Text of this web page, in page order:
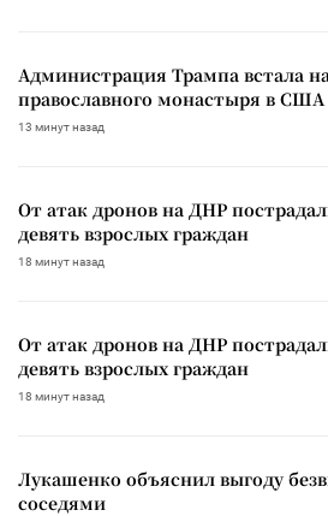
Администрация Трампа встала
православного монастыря в США
13 минут назад
От атак дронов на ДНР
девять взрослых граждан
18 минут назад
От атак дронов на ДНР
девять взрослых граждан
18 минут назад
Лукашенко объяснил выгоду
соседями